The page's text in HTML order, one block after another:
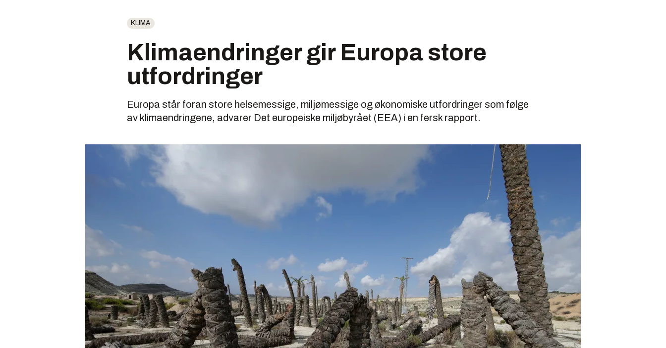
KLIMA
Klimaendringer gir Europa store
utfordringer
Europa står foran store helsemessige, miljømessige og økonomiske utfordringer som følge
av klimaendringene, advarer Det europeiske miljøbyrået (EEA) i en fersk rapport.